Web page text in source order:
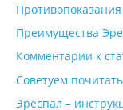
Преимущества
Комментарии к
Советуем почитать
Эреспал –